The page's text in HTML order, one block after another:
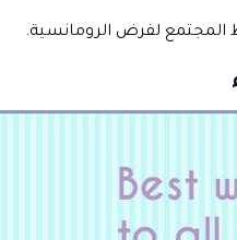
لفرض الرومانسية.